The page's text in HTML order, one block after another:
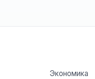
Экономика